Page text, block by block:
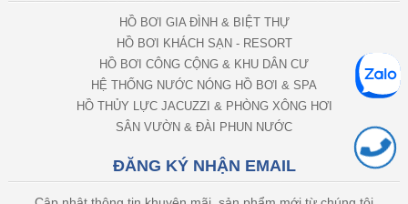
HỒ BƠI GIA ĐÌNH & BIỆT THỰ
HỒ BƠI KHÁCH SẠN - RESORT
HỒ BƠI CÔNG CỘNG & KHU DÂN CƯ
HỆ THỐNG NƯỚC NÓNG HỒ BƠI & SPA
HỒ THỦY LỰC JACUZZI & PHÒNG XÔNG HƠI
SÂN VƯỜN & ĐÀI PHUN NƯỚC
ĐĂNG KÝ NHẬN EMAIL